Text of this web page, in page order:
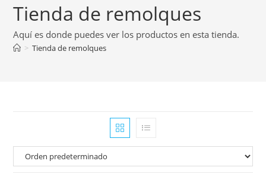
Tienda de remolques
Aquí es donde puedes ver los productos en esta tienda.
> Tienda de remolques